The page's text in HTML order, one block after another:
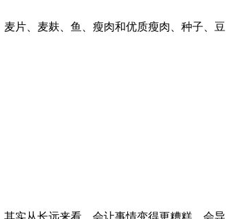
片、麦麸、鱼、瘦肉和优质瘦肉、种子、豆